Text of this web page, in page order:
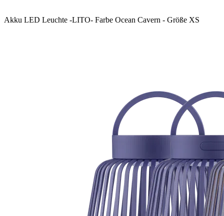
Akku LED Leuchte -LITO- Farbe Ocean Cavern - Größe XS